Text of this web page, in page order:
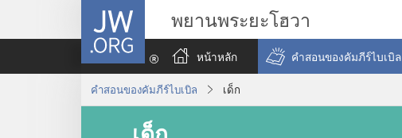
JW.ORG พยานพระยะโฮวา
หน้าหลัก
คำสอนของคัมภีร์ไบเบิล
คำสอนของคัมภีร์ไบเบิล เด็ก